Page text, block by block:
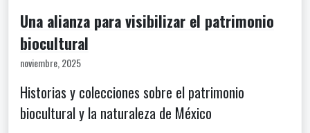
Una alianza para visibilizar el patrimonio
biocultural
noviembre, 2025
Historias y colecciones sobre el patrimonio
biocultural y la naturaleza de México